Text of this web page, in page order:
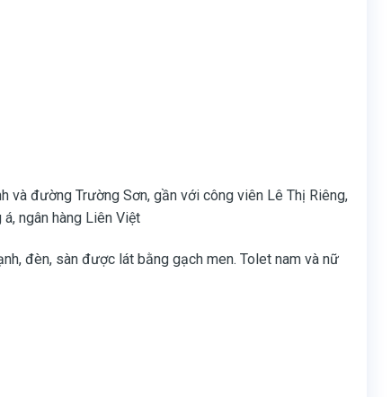
và đường Trường Sơn, gần với công viên Lê Thị Riêng,
ngân hàng Liên Việt
đèn, sàn được lát bằng gạch men. Tolet nam và nữ